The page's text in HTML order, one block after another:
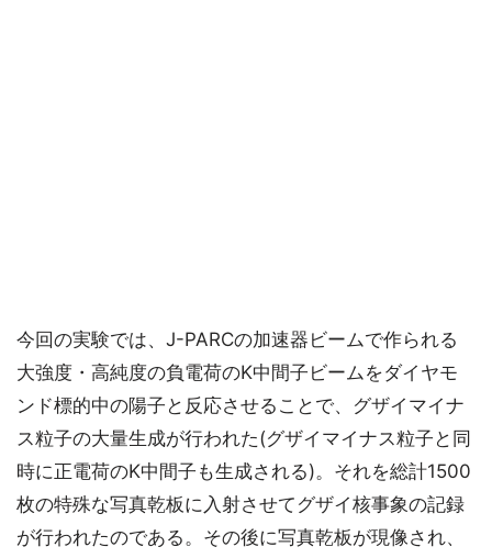
今回の実験では、J-PARCの加速器ビームで作られる
大強度・高純度の負電荷のK中間子ビームをダイヤモ
ンド標的中の陽子と反応させることで、グザイマイナ
ス粒子の大量生成が行われた(グザイマイナス粒子と同
時に正電荷のK中間子も生成される)。それを総計1500
枚の特殊な写真乾板に入射させてグザイ核事象の記録
が行われたのである。その後に写真乾板が現像され、